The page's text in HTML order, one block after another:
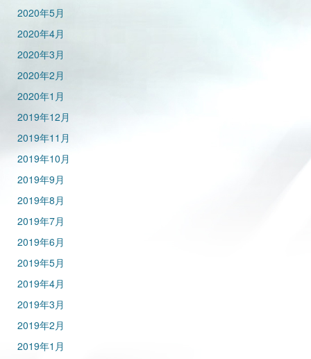
2020年5月
2020年4月
2020年3月
2020年2月
2020年1月
2019年12月
2019年11月
2019年10月
2019年9月
2019年8月
2019年7月
2019年6月
2019年5月
2019年4月
2019年3月
2019年2月
2019年1月